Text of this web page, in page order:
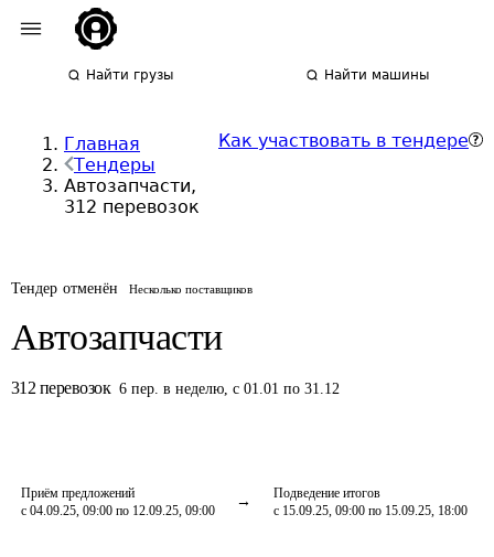
Найти грузы Найти машины
Главная
Тендеры
Автозапчасти,
312 перевозок
Как участвовать в тендере
Тендер отменён Несколько поставщиков
Автозапчасти
312 перевозок 6 пер. в неделю,с 01.01 по 31.12
Приём предложений
с 04.09.25, 09:00 по 12.09.25, 09:00
Подведение итогов
с 15.09.25, 09:00 по 15.09.25, 18:00